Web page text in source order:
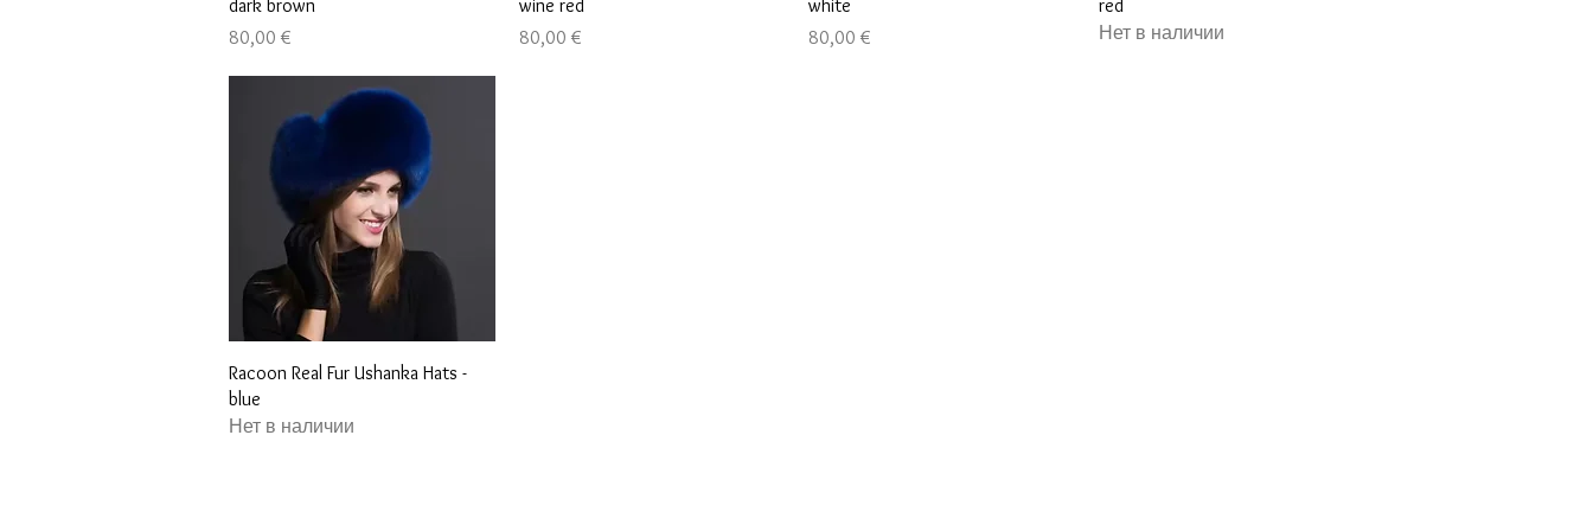
dark brown
Цена
80,00 €
wine red
Цена
80,00 €
white
Цена
80,00 €
red
Нет в наличии
Быстрый просмотр
Racoon Real Fur Ushanka Hats -
blue
Нет в наличии